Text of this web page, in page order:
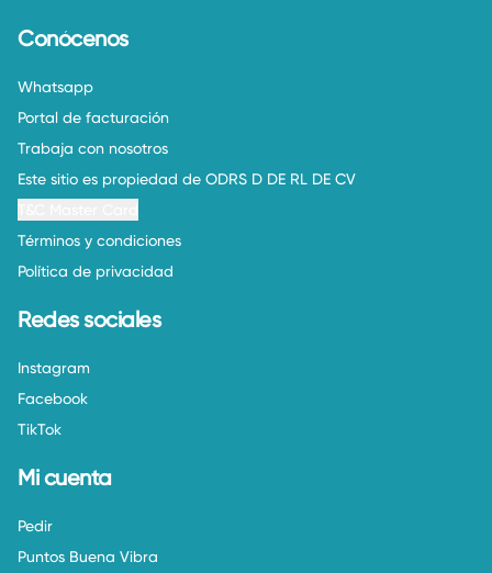
Conócenos
Whatsapp
Portal de facturación
Trabaja con nosotros
Este sitio es propiedad de ODRS D DE RL DE CV
Términos y condiciones
Política de privacidad
Redes sociales
Instagram
Facebook
TikTok
Mi cuenta
Pedir
Puntos Buena Vibra